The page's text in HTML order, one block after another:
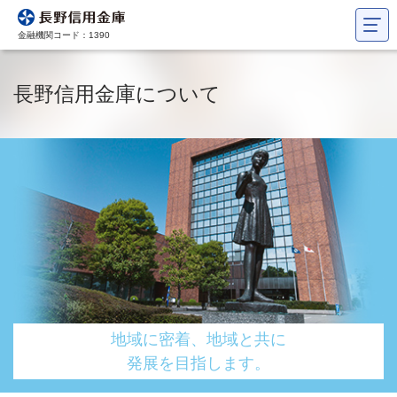
金融機関コード：1390
長野信用金庫について
地域に密着、地域と共に
発展を目指します。